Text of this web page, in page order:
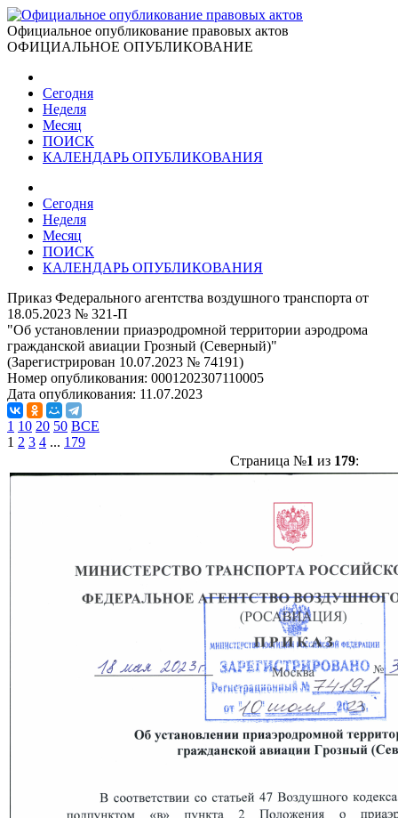
Официальное опубликование правовых актов
ОФИЦИАЛЬНОЕ ОПУБЛИКОВАНИЕ
Сегодня
Неделя
Месяц
ПОИСК
КАЛЕНДАРЬ ОПУБЛИКОВАНИЯ
Сегодня
Неделя
Месяц
ПОИСК
КАЛЕНДАРЬ ОПУБЛИКОВАНИЯ
Приказ Федерального агентства воздушного транспорта от
18.05.2023 № 321-П
"Об установлении приаэродромной территории аэродрома
гражданской авиации Грозный (Северный)"
(Зарегистрирован 10.07.2023 № 74191)
Номер опубликования: 0001202307110005
Дата опубликования: 11.07.2023
1 10 20 50 ВСЕ
1 2 3 4 ... 179
Страница №1 из 179: